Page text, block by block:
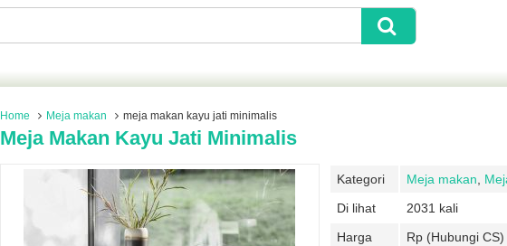
Home Meja makan meja makan kayu jati minimalis
Meja Makan Kayu Jati Minimalis
Kategori Meja makan
Di lihat
2031 kali
Harga
Rp (Hubungi CS)